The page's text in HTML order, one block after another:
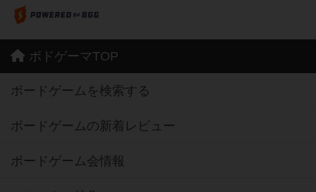
ボドゲーマTOP
ボードゲームを検索する
ボードゲームの新着レビュー
ボードゲーム会情報